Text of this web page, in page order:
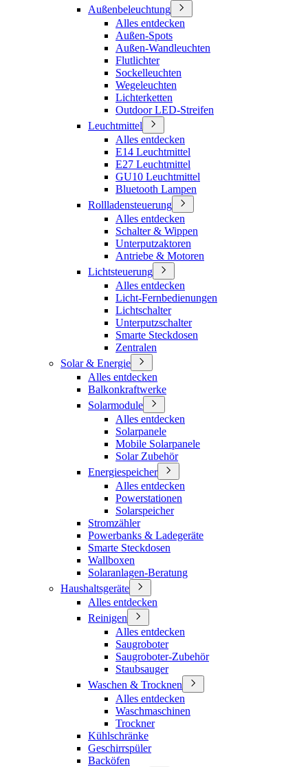
Außenbeleuchtung
Alles entdecken
Außen-Spots
Außen-Wandleuchten
Flutlichter
Sockelleuchten
Wegeleuchten
Lichterketten
Outdoor LED-Streifen
Leuchtmittel
Alles entdecken
E14 Leuchtmittel
E27 Leuchtmittel
GU10 Leuchtmittel
Bluetooth Lampen
Rollladensteuerung
Alles entdecken
Schalter & Wippen
Unterputzaktoren
Antriebe & Motoren
Lichtsteuerung
Alles entdecken
Licht-Fernbedienungen
Lichtschalter
Unterputzschalter
Smarte Steckdosen
Zentralen
Solar & Energie
Alles entdecken
Balkonkraftwerke
Solarmodule
Alles entdecken
Solarpanele
Mobile Solarpanele
Solar Zubehör
Energiespeicher
Alles entdecken
Powerstationen
Solarspeicher
Stromzähler
Powerbanks & Ladegeräte
Smarte Steckdosen
Wallboxen
Solaranlagen-Beratung
Haushaltsgeräte
Alles entdecken
Reinigen
Alles entdecken
Saugroboter
Saugroboter-Zubehör
Staubsauger
Waschen & Trocknen
Alles entdecken
Waschmaschinen
Trockner
Kühlschränke
Geschirrspüler
Backöfen